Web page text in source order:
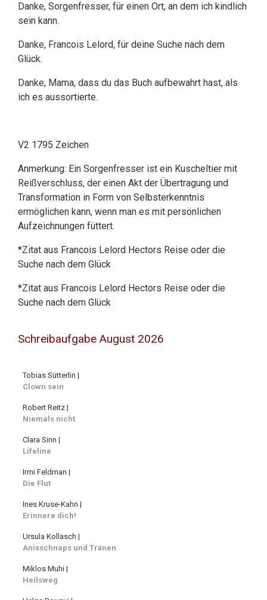
Danke, Sorgenfresser, für einen Ort, an dem ich kindlich
sein kann.
Danke, Francois Lelord, für deine Suche nach dem
Glück.
Danke, Mama, dass du das Buch aufbewahrt hast, als
ich es aussortierte.
V2 1795 Zeichen
Anmerkung: Ein Sorgenfresser ist ein Kuscheltier mit
Reißverschluss, der einen Akt der Übertragung und
Transformation in Form von Selbsterkenntnis
ermöglichen kann, wenn man es mit persönlichen
Aufzeichnungen füttert.
*Zitat aus Francois Lelord Hectors Reise oder die
Suche nach dem Glück
*Zitat aus Francois Lelord Hectors Reise oder die
Suche nach dem Glück
Schreibaufgabe August 2026
Tobias Sütterlin |
Clown sein
Robert Reitz |
Niemals nicht
Clara Sinn |
Lifeline
Irmi Feldman |
Die Flut
Ines Kruse-Kahn |
Erinnere dich!
Ursula Kollasch |
Anisschnaps und Tränen
Miklos Muhi |
Heilsweg